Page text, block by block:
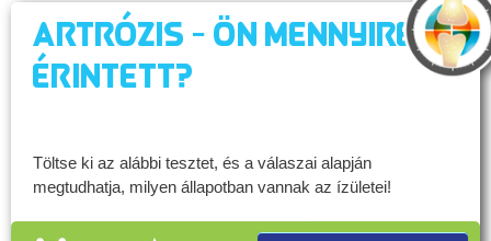
Artrózis - Ön mennyire
érintett?
Töltse ki az alábbi tesztet, és a válaszai alapján
megtudhatja, milyen állapotban vannak az ízületei!